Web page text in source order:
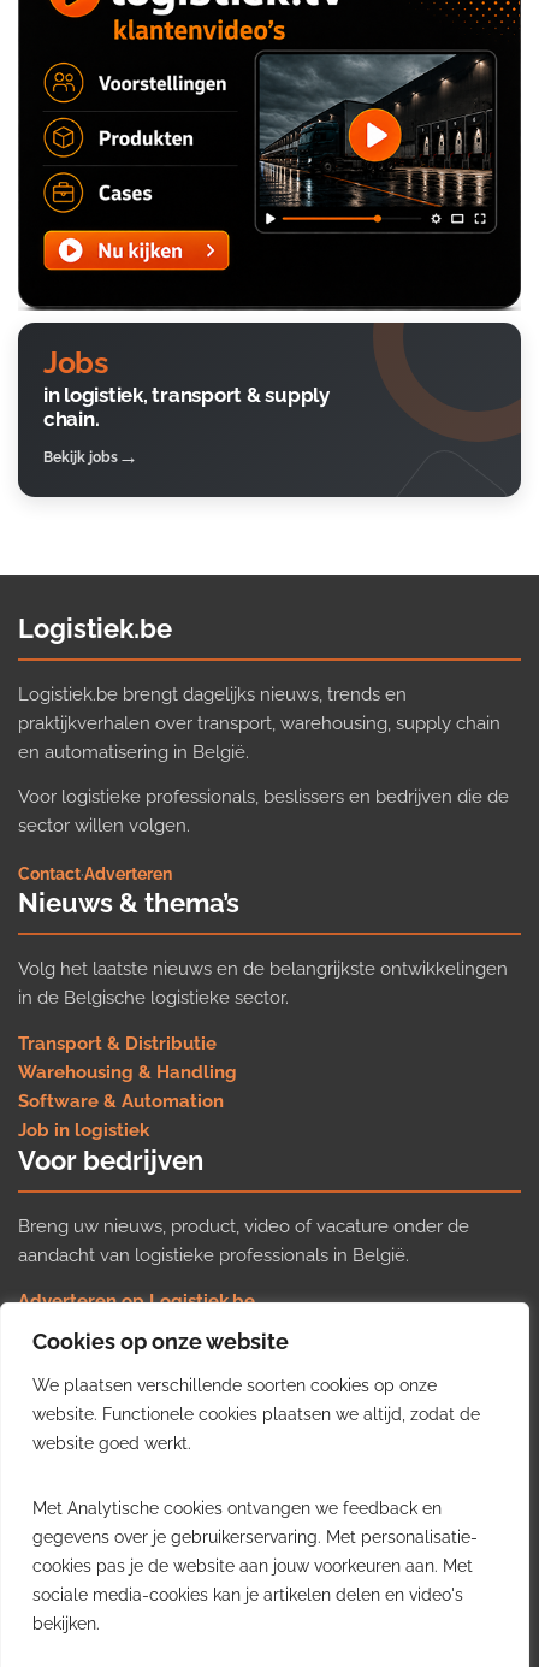
Cookies op onze website
We plaatsen verschillende soorten cookies op onze
website. Functionele cookies plaatsen we altijd, zodat de
website goed werkt.
Met Analytische cookies ontvangen we feedback en
gegevens over je gebruikerservaring. Met personalisatie-
cookies pas je de website aan jouw voorkeuren aan. Met
sociale media-cookies kan je artikelen delen en video's
bekijken.
Jobs
in logistiek, transport & supply
chain.
Bekijk jobs
Logistiek.be
Logistiek.be brengt dagelijks nieuws, trends en
praktijkverhalen over transport, warehousing, supply chain
en automatisering in België.
Voor logistieke professionals, beslissers en bedrijven die de
sector willen volgen.
Contact·Adverteren
Nieuws & thema’s
Volg het laatste nieuws en de belangrijkste ontwikkelingen
in de Belgische logistieke sector.
Transport & Distributie
Warehousing & Handling
Software & Automation
Job in logistiek
Voor bedrijven
Breng uw nieuws, product, video of vacature onder de
aandacht van logistieke professionals in België.
Adverteren op Logistiek.be
Nieuws insturen
Uw video op Logistiek.TV
Job plaatsen
Gratis wekelijkse update
inzichten uit de Belgische logistieke sector in uw inbox.
Ontvang je gratis
wekelijkse update